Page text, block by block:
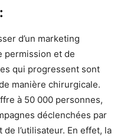
d’un marketing
permission et de
qui progressent sont
manière chirurgicale.
à 50 000 personnes,
déclenchées par
l’utilisateur. En effet, la